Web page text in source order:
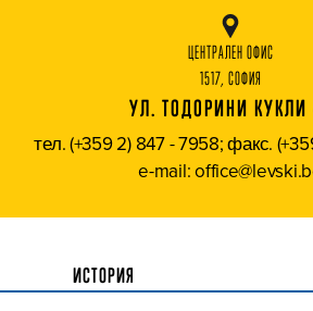
ЦЕНТРАЛЕН ОФИС
1517, СОФИЯ
УЛ. ТОДОРИНИ КУКЛИ
тел. (+359 2) 847 - 7958; факс.
e-mail:
ИСТОРИЯ